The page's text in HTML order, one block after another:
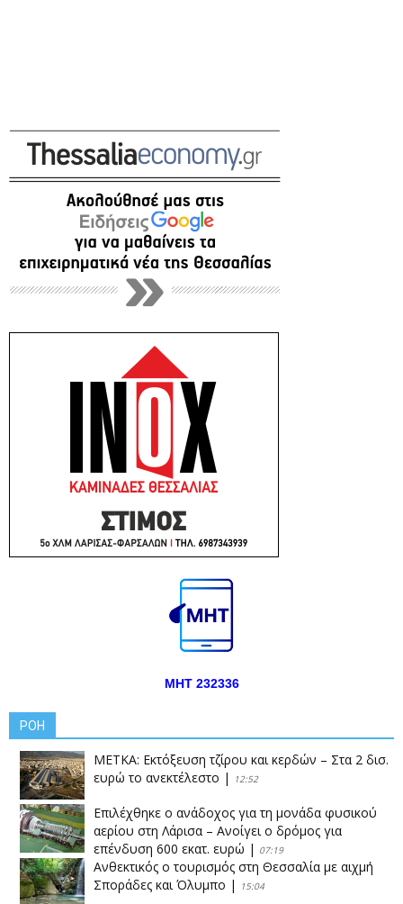
ΜΗΤ 232336
ΡΟΗ
ΜΕΤΚΑ: Εκτόξευση τζίρου και κερδών – Στα 2 δισ.
ευρώ το ανεκτέλεστο | 12:52
Επιλέχθηκε ο ανάδοχος για τη μονάδα φυσικού
αερίου στη Λάρισα – Ανοίγει ο δρόμος για
επένδυση 600 εκατ. ευρώ | 07:19
Ανθεκτικός ο τουρισμός στη Θεσσαλία με αιχμή
Σποράδες και Όλυμπο | 15:04